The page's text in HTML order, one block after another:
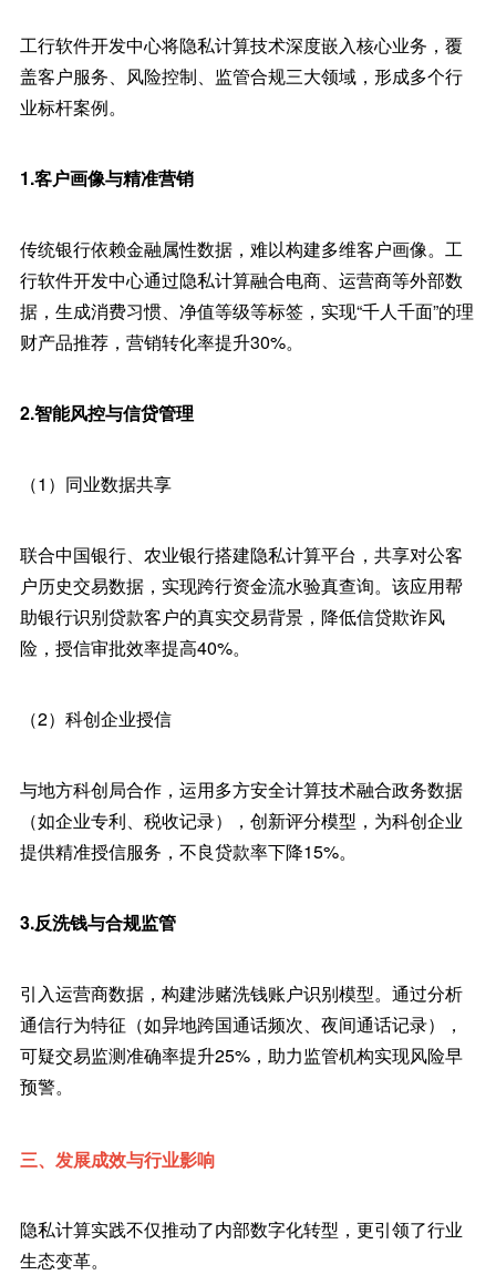
工行软件开发中心将隐私计算技术深度嵌入核心业务，覆
盖客户服务、风险控制、监管合规三大领域，形成多个行
业标杆案例。
1.客户画像与精准营销
传统银行依赖金融属性数据，难以构建多维客户画像。工
行软件开发中心通过隐私计算融合电商、运营商等外部数
据，生成消费习惯、净值等级等标签，实现“千人千面”的理
财产品推荐，营销转化率提升30%。
2.智能风控与信贷管理
（1）同业数据共享
联合中国银行、农业银行搭建隐私计算平台，共享对公客
户历史交易数据，实现跨行资金流水验真查询。该应用帮
助银行识别贷款客户的真实交易背景，降低信贷欺诈风
险，授信审批效率提高40%。
（2）科创企业授信
与地方科创局合作，运用多方安全计算技术融合政务数据
（如企业专利、税收记录），创新评分模型，为科创企业
提供精准授信服务，不良贷款率下降15%。
3.反洗钱与合规监管
引入运营商数据，构建涉赌洗钱账户识别模型。通过分析
通信行为特征（如异地跨国通话频次、夜间通话记录），
可疑交易监测准确率提升25%，助力监管机构实现风险早
预警。
三、发展成效与行业影响
隐私计算实践不仅推动了内部数字化转型，更引领了行业
生态变革。